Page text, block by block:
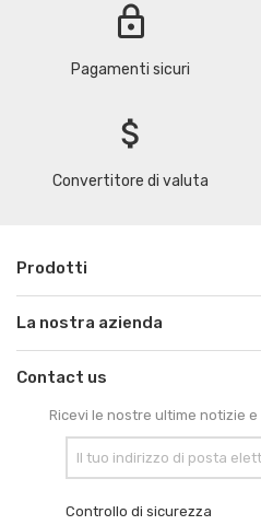
lock
Pagamenti sicuri
attach_money
Convertitore di valuta
Prodotti
La nostra azienda
Contact us
Ricevi le nostre ultime notizie
Controllo di sicurezza